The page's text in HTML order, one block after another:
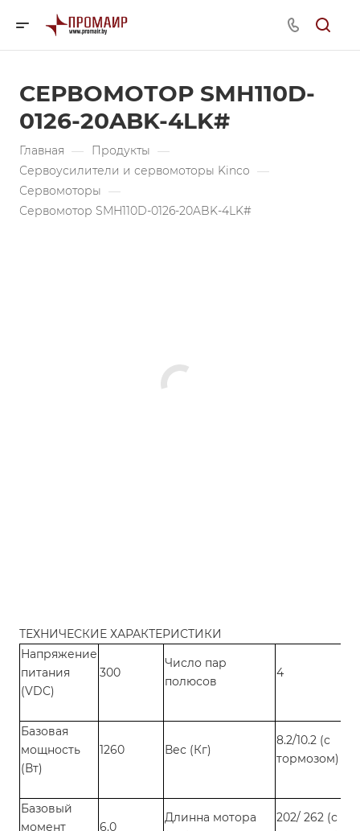
СЕРВОМОТОР SMH110D-
0126-20ABK-4LK#
Главная — Продукты —
Сервоусилители и сервомоторы Kinco —
Сервомоторы —
Сервомотор SMH110D-0126-20ABK-4LK#
ТЕХНИЧЕСКИЕ ХАРАКТЕРИСТИКИ
Напряжение
питания
(VDC)
300
Число пар
полюсов
4
Базовая
мощность
(Вт)
1260 Вес (Кг)
8.2/10.2 (с
тормозом)
Базовый
момент
6.0
Длинна мотора
202/ 262 (с